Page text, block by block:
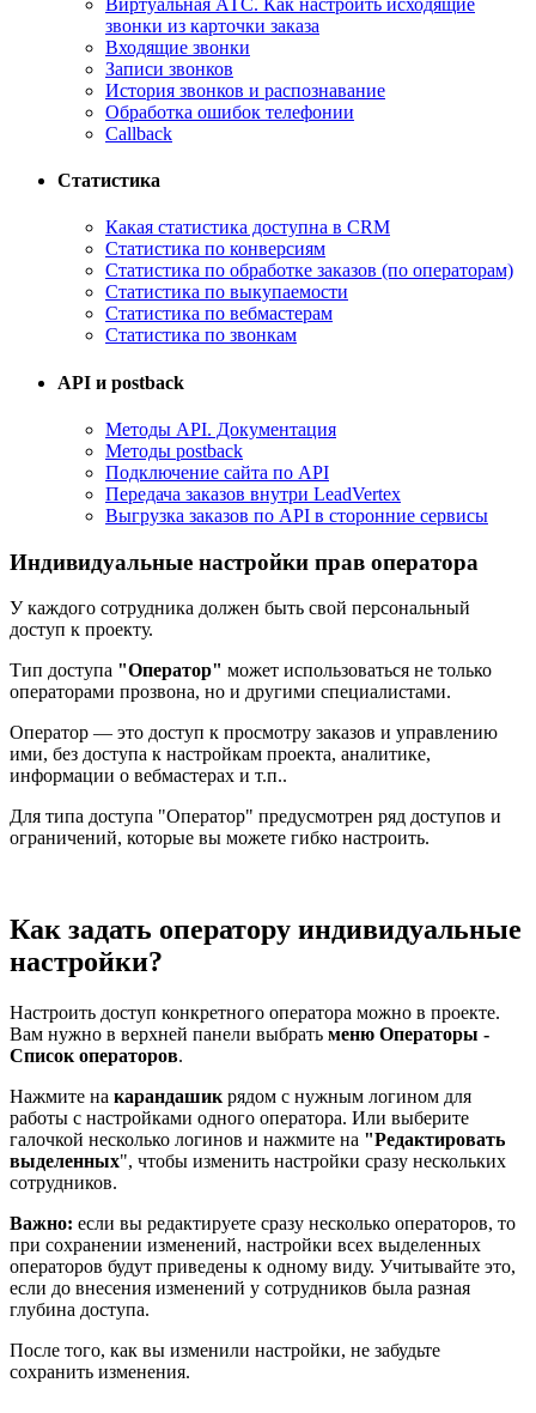
звонки из карточки заказа
Входящие звонки
Записи звонков
История звонков и распознавание
Обработка ошибок телефонии
Callback
Статистика
Какая статистика доступна в CRM
Статистика по конверсиям
Статистика по обработке заказов (по операторам)
Статистика по выкупаемости
Статистика по вебмастерам
Статистика по звонкам
API и postback
Методы API. Документация
Методы postback
Подключение сайта по API
Передача заказов внутри LeadVertex
Выгрузка заказов по API в сторонние сервисы
Индивидуальные настройки прав оператора
У каждого сотрудника должен быть свой персональный
доступ к проекту.
Тип доступа "Оператор" может использоваться не только
операторами прозвона, но и другими специалистами.
Оператор — это доступ к просмотру заказов и управлению
ими, без доступа к настройкам проекта, аналитике,
информации о вебмастерах и т.п..
Для типа доступа "Оператор" предусмотрен ряд доступов и
ограничений, которые вы можете гибко настроить.
Как задать оператору индивидуальные
настройки?
Настроить доступ конкретного оператора можно в проекте.
Вам нужно в верхней панели выбрать меню Операторы -
Список операторов.
Нажмите на карандашик рядом с нужным логином для
работы с настройками одного оператора. Или выберите
галочкой несколько логинов и нажмите на "Редактировать
выделенных", чтобы изменить настройки сразу нескольких
сотрудников.
Важно: если вы редактируете сразу несколько операторов, то
при сохранении изменений, настройки всех выделенных
операторов будут приведены к одному виду. Учитывайте это,
если до внесения изменений у сотрудников была разная
глубина доступа.
После того, как вы изменили настройки, не забудьте
сохранить изменения.